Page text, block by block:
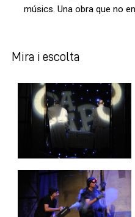
músics. Una obra que no
Mira i escolta